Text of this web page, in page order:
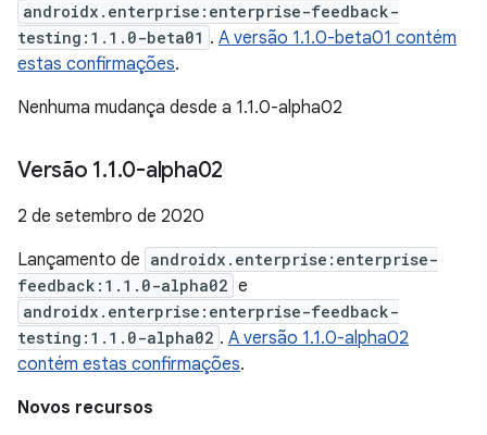
androidx.enterprise:enterprise-feedback-
testing:1.1.0-beta01 . A versão 1.1.0-beta01 contém
estas confirmações.
Nenhuma mudança desde a 1.1.0-alpha02
Versão 1.1.0-alpha02
2 de setembro de 2020
Lançamento de androidx.enterprise:enterprise-
feedback:1.1.0-alpha02 e
androidx.enterprise:enterprise-feedback-
testing:1.1.0-alpha02 . A versão 1.1.0-alpha02
contém estas confirmações.
Novos recursos